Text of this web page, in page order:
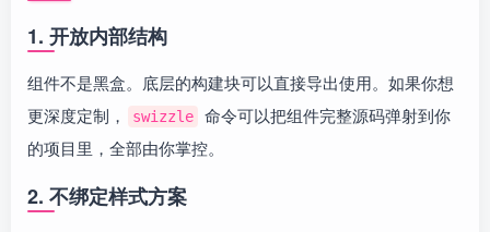
1. 开放内部结构
组件不是黑盒。底层的构建块可以直接导出使用。如果你想
更深度定制，
swizzle
命令可以把组件完整源码弹射到你
的项目里，全部由你掌控。
2. 不绑定样式方案